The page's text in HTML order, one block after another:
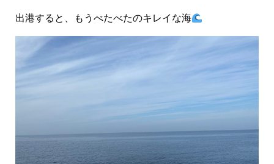
出港すると、もうべたべたのキレイな海